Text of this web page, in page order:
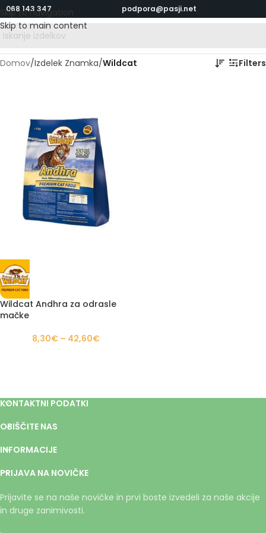
Skip to navigation
Skip to main content
068 143 347 podpora@pasji.net
Domov/Izdelek Znamka/Wildcat Filters
Wildcat Andhra za odrasle
mačke
8,30€ – 42,60€
KONTAKTNI PODATKI
OBIŠČITE NAS
INFORMACIJE
PRIJAVA NA NOVIČKE
Prijavite se na naše novičke in prvi boste izvedeli za naše akcije
in druge zanimivosti.